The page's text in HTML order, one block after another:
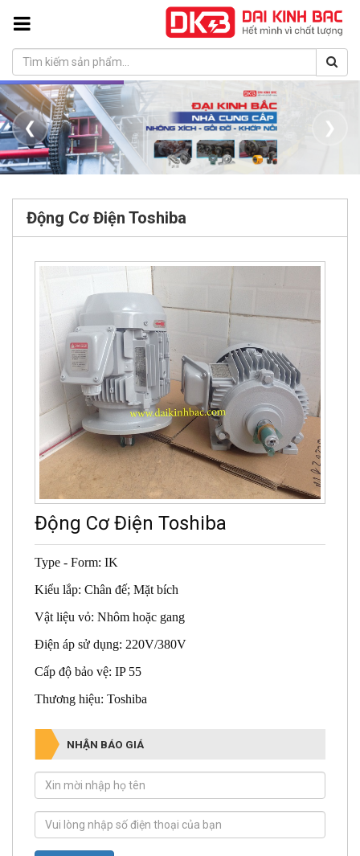
❮ ❯
Động Cơ Điện Toshiba
Động Cơ Điện Toshiba
Type - Form: IK
Kiểu lắp: Chân đế; Mặt bích
Vật liệu vỏ: Nhôm hoặc gang
Điện áp sử dụng: 220V/380V
Cấp độ bảo vệ: IP 55
Thương hiệu: Toshiba
NHẬN BÁO GIÁ